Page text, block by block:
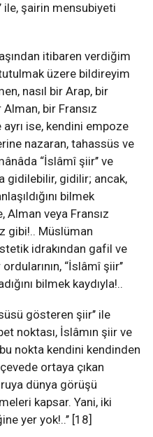
ile, şairin mensubiyeti
itibaren verdiğim
üzere bildireyim
nasıl bir Arap, bir
Alman, bir Fransız
ise, kendini empoze
nazaran, tahassüs ve
“İslâmî şiir’’ ve
gidilebilir, gidilir; ancak,
bilmek
Alman veya Fransız
gibi!.. Müslüman
idrakından gafil ve
“İslâmî şiir’’
bilmek kaydıyla!..
gösteren şiir’’ ile
noktası, İslâmın şiir ve
nokta kendini kendinden
ortaya çıkan
dünya görüşü
kapsar. Yani, iki
yer yok!..’’ [18]